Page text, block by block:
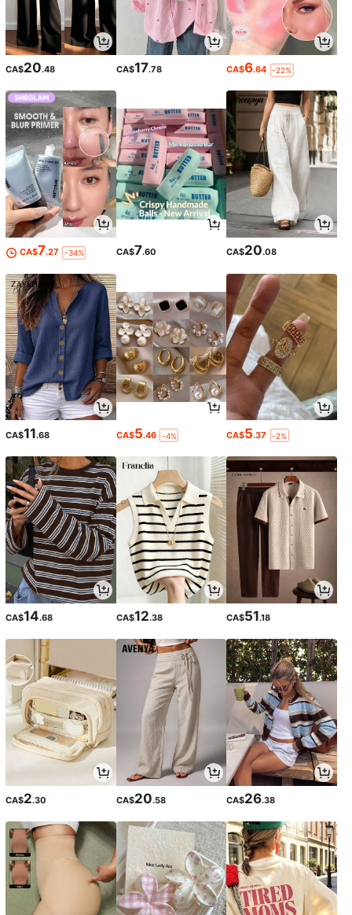
CA$20.48 CA$17.78 CA$6.64 -22%
CA$7.27 -34% CA$7.60 CA$20.08
CA$11.68 CA$5.46 -4% CA$5.37 -2%
CA$14.68 CA$12.38 CA$51.18
CA$2.30 CA$20.58 CA$26.38